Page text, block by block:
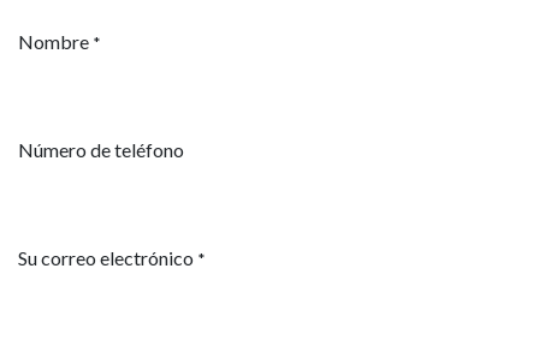
Nombre *
Número de teléfono
Su correo electrónico *